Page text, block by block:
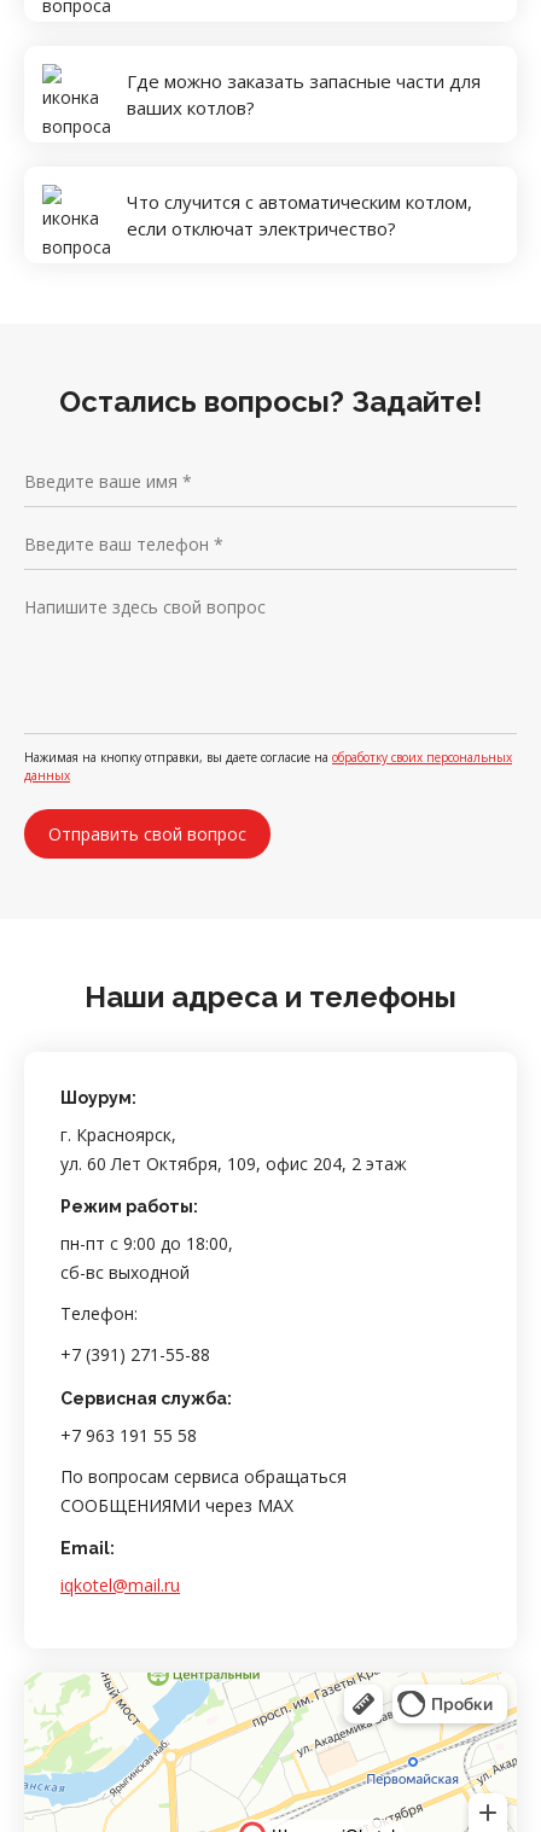
Где можно заказать запасные части для
ваших котлов?
Что случится с автоматическим котлом,
если отключат электричество?
Остались вопросы? Задайте!
Нажимая на кнопку отправки, вы даете согласие на обработку своих персональных
данных
Наши адреса и телефоны
Шоурум:
г. Красноярск,
ул. 60 Лет Октября, 109, офис 204, 2 этаж
Режим работы:
пн-пт с 9:00 до 18:00,
сб-вс выходной
Телефон:
+7 (391) 271-55-88
Сервисная служба:
+7 963 191 55 58
По вопросам сервиса обращаться
СООБЩЕНИЯМИ через MAX
Email:
iqkotel@mail.ru